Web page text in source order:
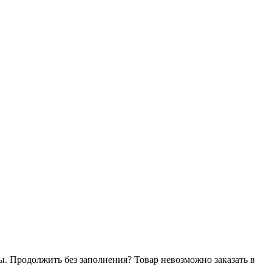
Продолжить без заполнения? Товар невозможно заказать в